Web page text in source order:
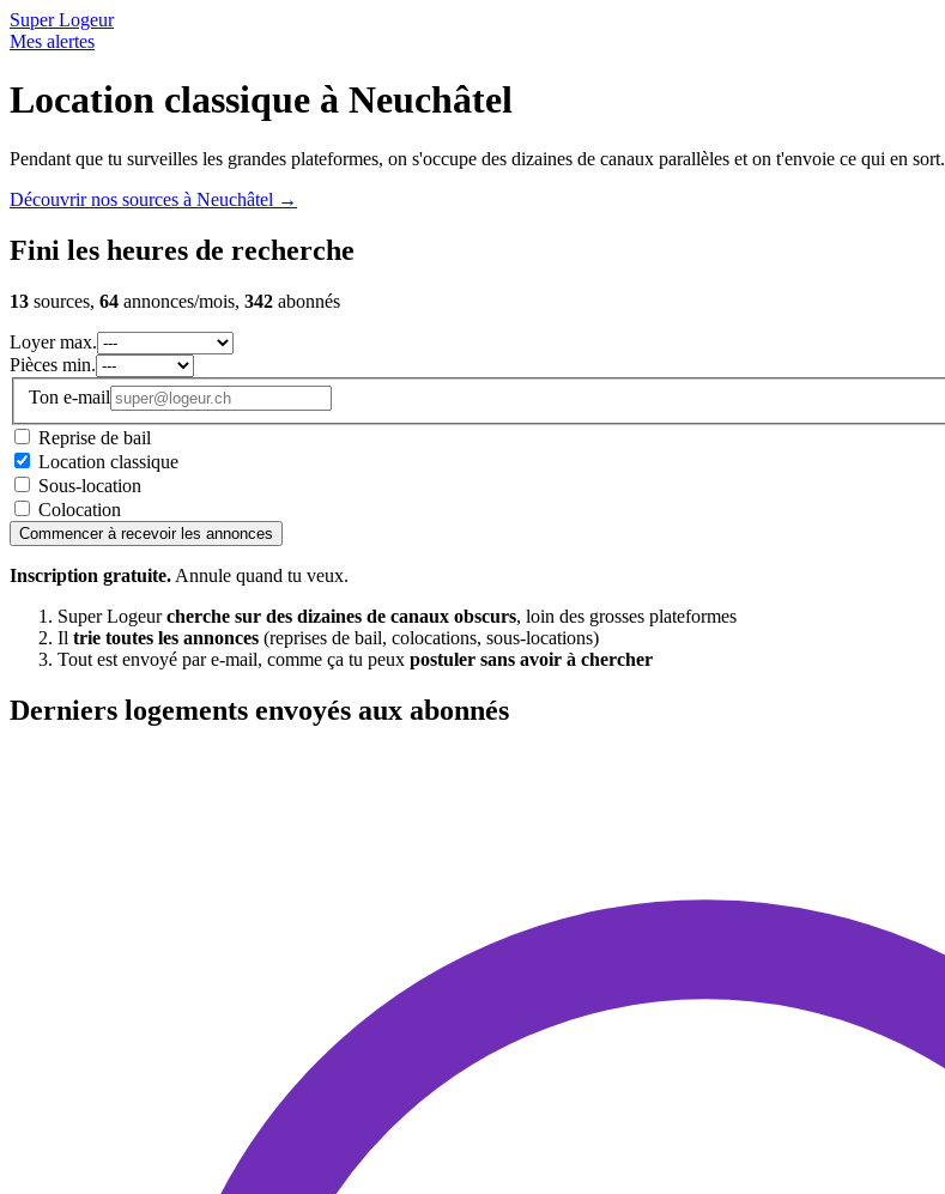
Super Logeur
Mes alertes
Location classique à Neuchâtel
Pendant que tu surveilles les grandes plateformes, on s'occupe des dizaines de canaux parallèles et on t'envoie ce qui en sort.
Découvrir nos sources à Neuchâtel →
Fini les heures de recherche
13 sources, 64 annonces/mois, 342 abonnés
Loyer max.
Pièces min.
Ton e-mail
Reprise de bail
Location classique
Sous-location
Colocation
Commencer à recevoir les annonces
Inscription gratuite. Annule quand tu veux.
Super Logeurcherche sur des dizaines de canaux obscurs, loin des grosses plateformes
Il trie toutes les annonces (reprises de bail, colocations, sous-locations)
Tout est envoyé par e-mail, comme ça tu peux postuler sans avoir à chercher
Derniers logements envoyés aux abonnés